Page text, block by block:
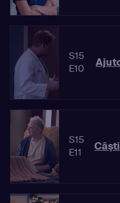
S15
E10
S15
E11